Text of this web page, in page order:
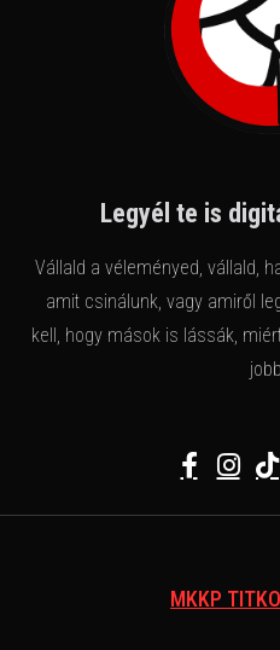
Legyél te is
Vállald a véleményed, vállald,
amit csinálunk, vagy amiről
kell, hogy mások is lássák,
MKKP